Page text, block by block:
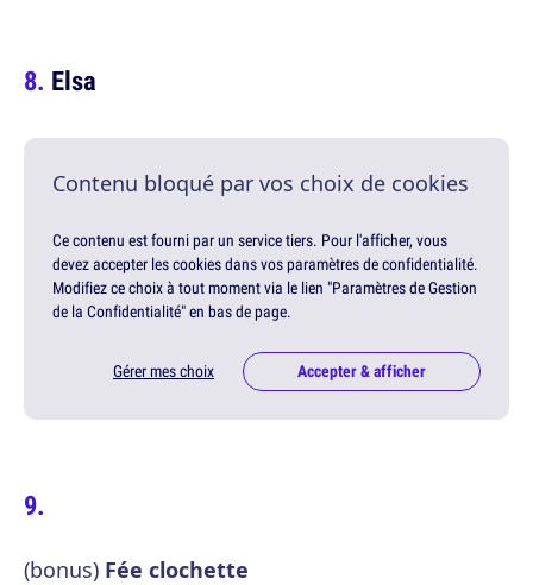
Elsa
Contenu bloqué par vos choix de cookies
Ce contenu est fourni par un service tiers. Pour l'afficher, vous
devez accepter les cookies dans vos paramètres de confidentialité.
Modifiez ce choix à tout moment via le lien "Paramètres de Gestion
de la Confidentialité" en bas de page.
Gérer mes choix Accepter & afficher
(bonus) Fée clochette